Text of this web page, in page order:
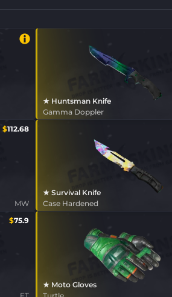
★ Huntsman Knife
Gamma Doppler
$112.68
MW
★ Survival Knife
Case Hardened
$75.9
★ Moto Gloves